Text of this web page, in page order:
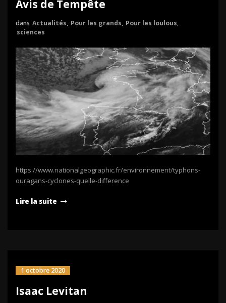
Avis de Tempête
dans Actualités, Pour les grands, Pour les loulous,
sciences
https://www.nationalgeographic.fr/environnement/typhons-
ouragans-cyclones-quelle-difference
Lire la suite
1 octobre 2020
Isaac Levitan